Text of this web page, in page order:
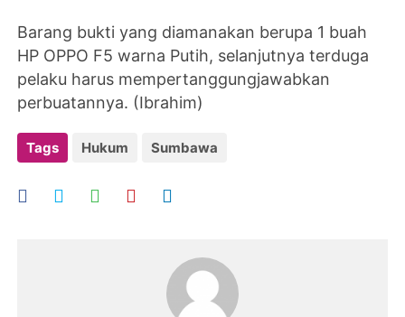
Barang bukti yang diamanakan berupa 1 buah
HP OPPO F5 warna Putih, selanjutnya terduga
pelaku harus mempertanggungjawabkan
perbuatannya. (Ibrahim)
Tags Hukum Sumbawa